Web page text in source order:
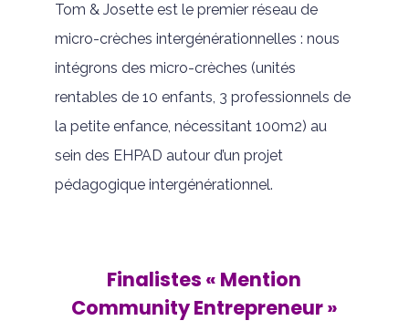
Tom & Josette est le premier réseau de
micro-crèches intergénérationnelles : nous
intégrons des micro-crèches (unités
rentables de 10 enfants, 3 professionnels de
la petite enfance, nécessitant 100m2) au
sein des EHPAD autour d’un projet
pédagogique intergénérationnel.
Finalistes « Mention
Community Entrepreneur »